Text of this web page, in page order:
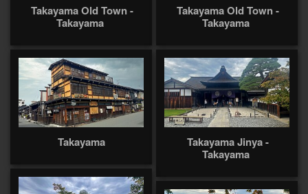
Takayama Old Town -
Takayama
Takayama Old Town -
Takayama
Takayama
Takayama Jinya -
Takayama